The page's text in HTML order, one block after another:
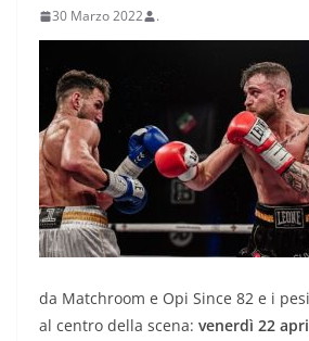
30 Marzo 2022 .
da Matchroom e Opi Since 82 e i
al centro della scena: venerdì 22